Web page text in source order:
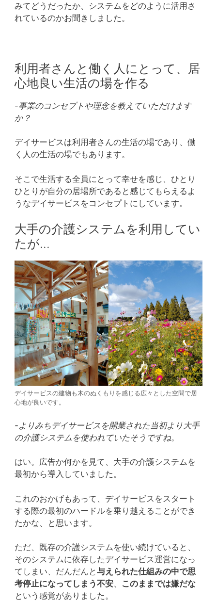
みてどうだったか、システムをどのように活用さ
れているのかお聞きしました。
利用者さんと働く人にとって、居
心地良い生活の場を作る
-事業のコンセプトや理念を教えていただけます
か？
デイサービスは利用者さんの生活の場であり、働
く人の生活の場でもあります。
そこで生活する全員にとって幸せを感じ、ひとり
ひとりが自分の居場所であると感じてもらえるよ
うなデイサービスをコンセプトにしています。
大手の介護システムを利用してい
たが…
デイサービスの建物も木のぬくもりを感じる広々とした空間で居
心地が良いです。
-よりみちデイサービスを開業された当初より大手
の介護システムを使われていたそうですね。
はい。広告か何かを見て、大手の介護システムを
最初から導入していました。
これのおかげもあって、デイサービスをスタート
する際の最初のハードルを乗り越えることができ
たかな、と思います。
ただ、既存の介護システムを使い続けていると、
そのシステムに依存したデイサービス運営になっ
てしまい、だんだんと与えられた仕組みの中で思
考停止になってしまう不安、 このままでは嫌だな
という感覚がありました。